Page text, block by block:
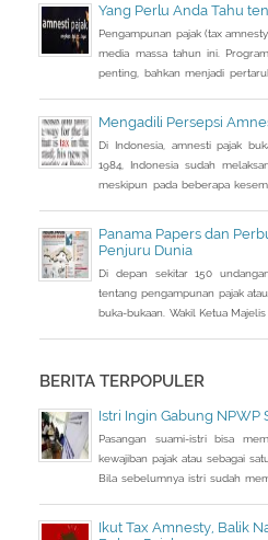
melaporkan anak buahnya ini
Yang Perlu Anda Tahu
Pengampunan pajak (tax
media massa tahun ini.
penting, bahkan menjadi
Mengadili Persepsi
Di Indonesia, amnesti pajak
1984, Indonesia sudah
meskipun pada beberapa
Panama Papers dan
Penjuru Dunia
Di depan sekitar 150
tentang pengampunan pajak
buka-bukaan. Wakil Ketua
BERITA TERPOPULER
Istri Ingin Gabung NPWP
Pasangan suami-istri bisa
kewajiban pajak atau sebagai
Bila sebelumnya istri sudah
Ikut Tax Amnesty, Balik